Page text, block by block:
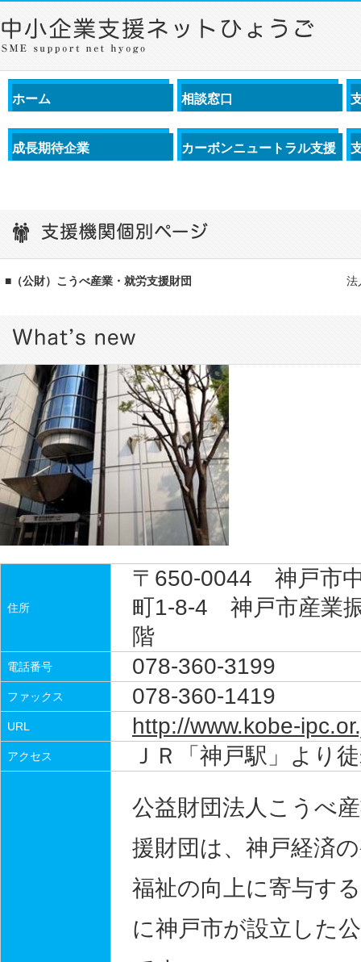
ホーム 相談窓口
成長期待企業 カーボンニュートラル支援
■（公財）こうべ産業・就労支援財団 法
住所
〒650-0044 神戸市
町1-8-4 神戸市産業
階
電話番号 078-360-3199
ファックス 078-360-1419
URL http://www.kobe-
アクセス ＪＲ「神戸駅」より
公益財団法人こうべ
援財団は、神戸経済
福祉の向上に寄与す
に神戸市が設立した